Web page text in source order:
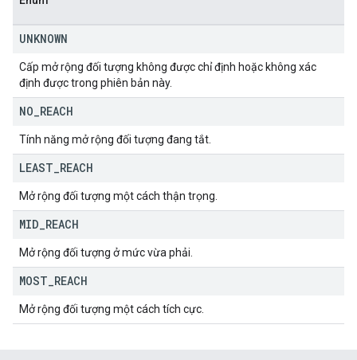
UNKNOWN
Cấp mở rộng đối tượng không được chỉ định hoặc không xác
định được trong phiên bản này.
NO REACH
Tính năng mở rộng đối tượng đang tắt.
LEAST REACH
Mở rộng đối tượng một cách thận trọng.
MID REACH
Mở rộng đối tượng ở mức vừa phải.
MOST REACH
Mở rộng đối tượng một cách tích cực.